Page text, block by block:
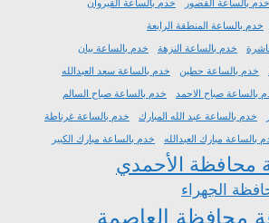
خدم بالساعة القصور
خدم بالساعة القيروان
خدم بالساعة المنطقة الرابعة
خدم بالساعة النزهة
خدم بالساعة بيان
خدم بالساعة حطين
خدم بالساعة سعد العبدالله
بالساعة صباح الاحمد
خدم بالساعة صباح السالم
خدم بالساعة عبد الله المبارك
خدم بالساعة غرناطة
بالساعة مبارك العبدالله خدم بالساعة مبارك الكبير
محافظة الأحمدي
الجهراء
محافظة العاصمة